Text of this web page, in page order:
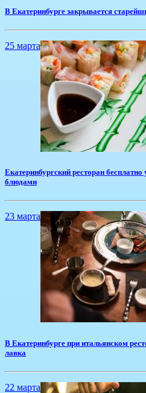
В Екатеринбурге закрывается
25 марта
Екатеринбургский ресторан
блюдами
23 марта
В Екатеринбурге при итальянском
лавка
22 марта